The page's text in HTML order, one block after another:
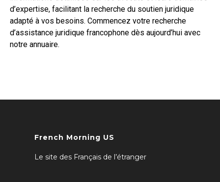
d’expertise, facilitant la recherche du soutien juridique
adapté à vos besoins. Commencez votre recherche
d’assistance juridique francophone dès aujourd’hui avec
notre annuaire.
French Morning US
Le site des Français de l’étranger